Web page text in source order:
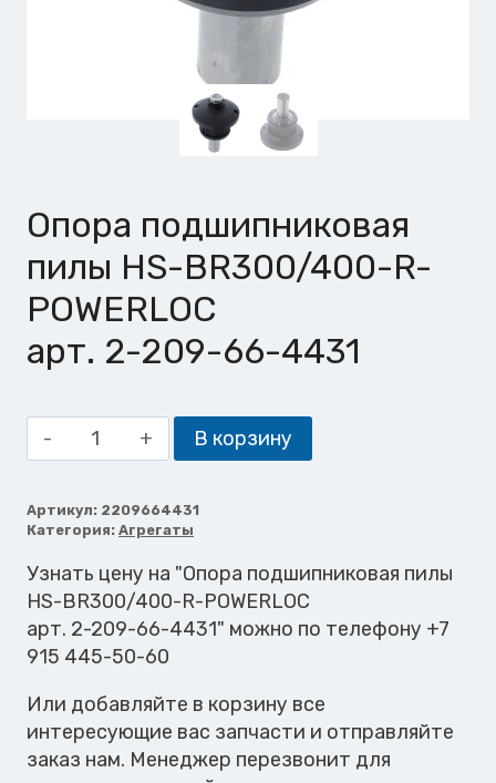
Опора подшипниковая
пилы HS-BR300/400-R-
POWERLOC
арт. 2-209-66-4431
Количество
товара
подшипниковая
пилы
HS-
BR300/400-
R-
POWERLOC
В корзину
Артикул: 2209664431
Категория: Агрегаты
Узнать цену на "Опора подшипниковая пилы
HS-BR300/400-R-POWERLOC
арт. 2-209-66-4431" можно по телефону +7
915 445-50-60
Или добавляйте в корзину все
интересующие вас запчасти и отправляйте
заказ нам. Менеджер перезвонит для